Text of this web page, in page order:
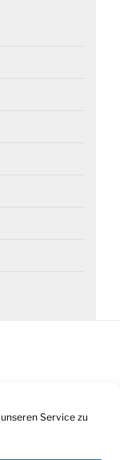
Service zu